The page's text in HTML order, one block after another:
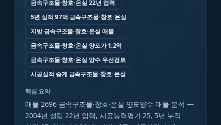
금속구조물·창호·온실 22년 업력
5년 실적 97억 금속구조물·창호·온실
지방 금속구조물·창호·온실 매물
금속구조물·창호·온실 양도가 1.2억
금속구조물·창호·온실 양수 우선검토
시공실적 승계 금속구조물·창호·온실
핵심 요약
매물 2696 금속구조물·창호·온실 양도양수 매물 분석 —
2004년 설립 22년 업력, 시공능력평가 25, 5년 누적